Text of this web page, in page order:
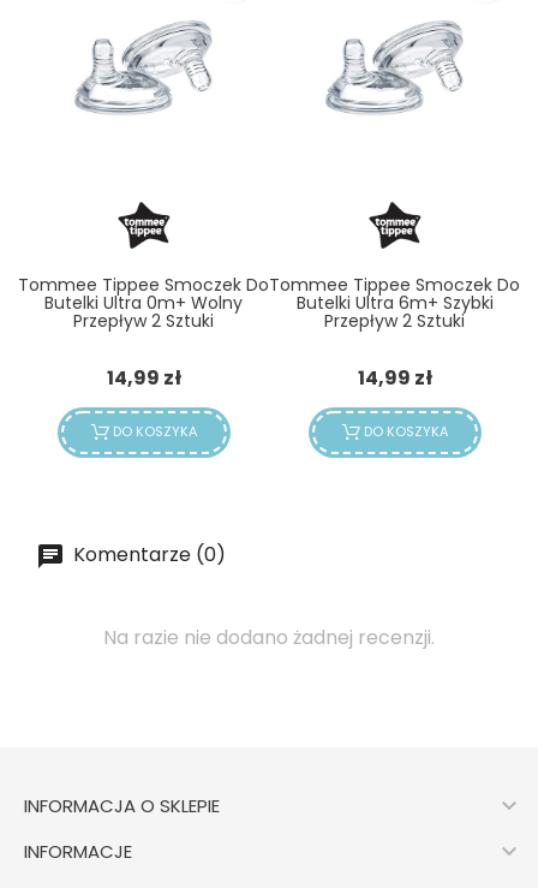
Tommee Tippee Smoczek Do
Butelki Ultra 0m+ Wolny
Przepływ 2 Sztuki
14,99 złCena
DO KOSZYKA
Tommee Tippee Smoczek Do
Butelki Ultra 6m+ Szybki
Przepływ 2 Sztuki
14,99 złCena
DO KOSZYKA
Komentarze (0)
Na razie nie dodano żadnej recenzji.
INFORMACJA O SKLEPIE 
INFORMACJE 